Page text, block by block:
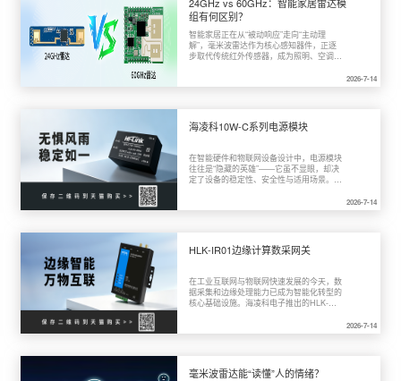
组有何区别？
智能家居正在从“被动响应”走向“主动理
解”，毫米波雷达作为核心感知器件，正逐
步取代传统红外传感器，成为照明、空调、
两者的区别。两者看似都能“检测人”，实际
2026-7-14
海凌科10W-C系列电源模块
在智能硬件和物联网设备设计中，电源模块
往往是“隐藏的英雄”——它虽不显眼，却决
定了设备的稳定性、安全性与适用场景。海
上，还支持IP65防水防尘等级，为潮湿、
2026-7-14
HLK-IR01边缘计算数采网关
在工业互联网与物联网快速发展的今天，数
据采集和边缘处理能力已成为智能化转型的
核心基础设施。海凌科电子推出的HLK-
密等多种核心功能于一体，为工业智能化提
2026-7-14
毫米波雷达能“读懂”人的情绪？